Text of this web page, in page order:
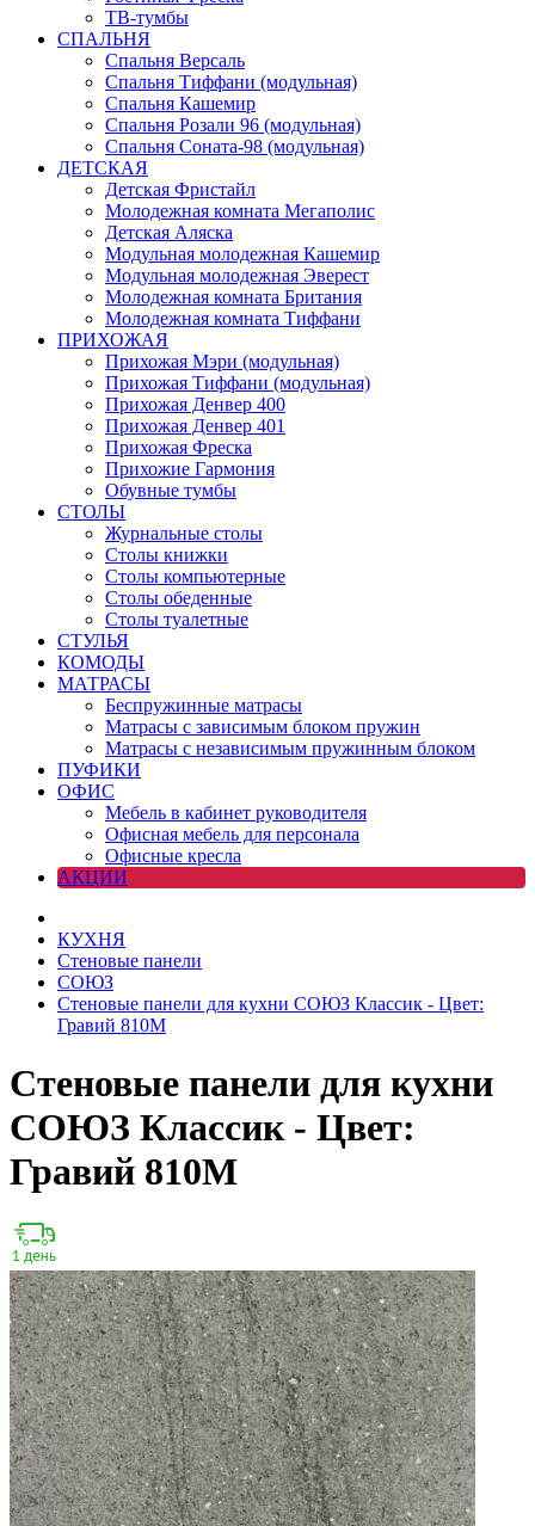
ТВ-тумбы
СПАЛЬНЯ
Спальня Версаль
Спальня Тиффани (модульная)
Спальня Кашемир
Спальня Розали 96 (модульная)
Спальня Соната-98 (модульная)
ДЕТСКАЯ
Детская Фристайл
Молодежная комната Мегаполис
Детская Аляска
Модульная молодежная Кашемир
Модульная молодежная Эверест
Молодежная комната Британия
Молодежная комната Тиффани
ПРИХОЖАЯ
Прихожая Мэри (модульная)
Прихожая Тиффани (модульная)
Прихожая Денвер 400
Прихожая Денвер 401
Прихожая Фреска
Прихожие Гармония
Обувные тумбы
СТОЛЫ
Журнальные столы
Столы книжки
Столы компьютерные
Столы обеденные
Столы туалетные
СТУЛЬЯ
КОМОДЫ
МАТРАСЫ
Беспружинные матрасы
Матрасы с зависимым блоком пружин
Матрасы с независимым пружинным блоком
ПУФИКИ
ОФИС
Мебель в кабинет руководителя
Офисная мебель для персонала
Офисные кресла
АКЦИИ
КУХНЯ
Стеновые панели
СОЮЗ
Стеновые панели для кухни СОЮЗ Классик - Цвет:
Гравий 810М
Стеновые панели для кухни
СОЮЗ Классик - Цвет:
Гравий 810М